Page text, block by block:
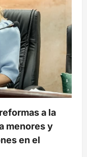
a la
menores y
en el